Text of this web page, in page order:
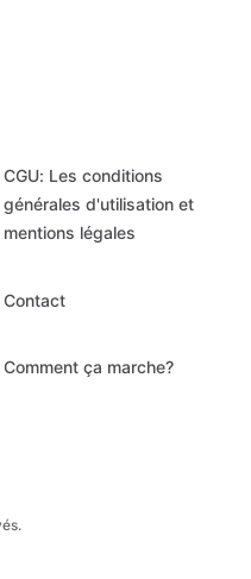
CGU: Les conditions
générales d'utilisation et
mentions légales
Contact
Comment ça marche?